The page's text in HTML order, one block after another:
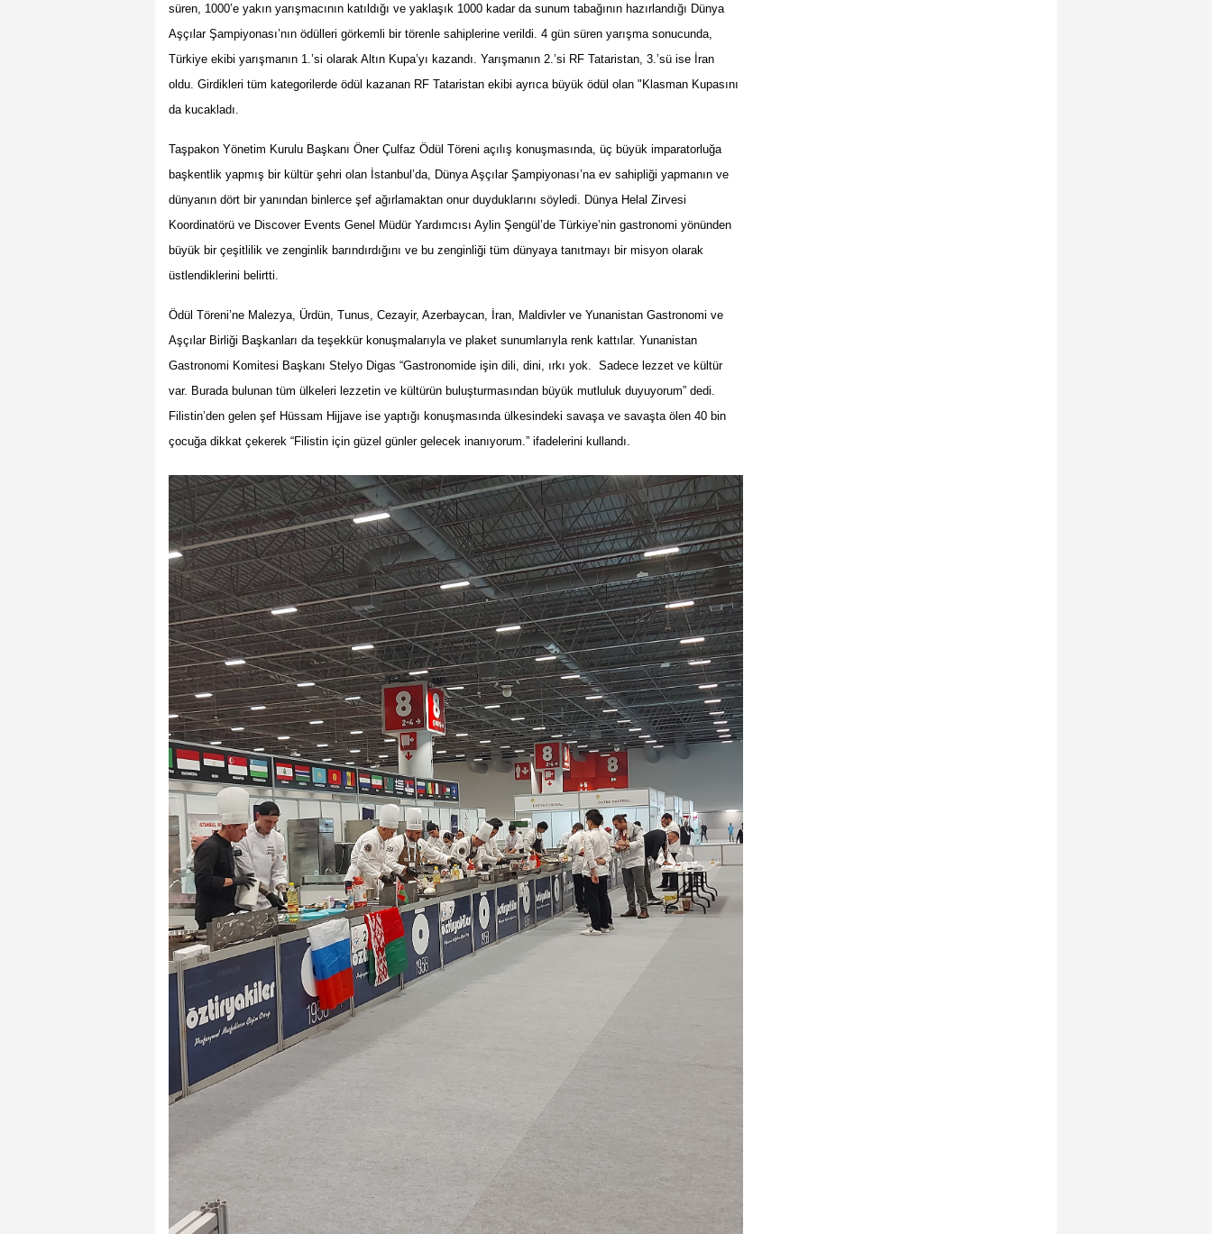
süren, 1000’e yakın yarışmacının katıldığı ve yaklaşık 1000 kadar da sunum tabağının hazırlandığı Dünya
Aşçılar Şampiyonası’nın ödülleri görkemli bir törenle sahiplerine verildi. 4 gün süren yarışma sonucunda,
Türkiye ekibi yarışmanın 1. ’si olarak Altın Kupa’yı kazandı. Yarışmanın 2. ’si RF Tataristan, 3. ’sü ise İran
oldu. Girdikleri tüm kategorilerde ödül kazanan RF Tataristan ekibi ayrıca büyük ödül olan "Klasman Kupasını
da kucakladı.
Taşpakon Yönetim Kurulu Başkanı Öner Çulfaz Ödü l Töreni açılış konuşmasında, üç büyük imparatorluğa
başkentlik yapmış bir kültür şehri olan İstanbul ’da, Dünya Aşçılar Şampiyonası’na ev sahipliği yapmanın ve
dünyanın dört bir yanından binlerce şef ağırlamaktan onur duyduklarını söyledi. Dünya Helal Zirvesi
Koordinatörü ve Discover Events Genel Müdür Yardımcısı Aylin Şengül’de Türkiye’nin gastronomi yönünden
büyük bir çeşitlilik ve zenginlik barındırdığını ve bu zenginliği tüm dünyaya tanıtmayı bir misyon olarak
üstlendiklerini belirtti.
Ödü l Töreni’ne Malezya, Ürdün, Tunus, Cezayir, Azerbaycan, İran, Maldivler ve Yunanistan Gastronomi ve
Aşçılar Birliği Başkanları da teşekkür konuşmalarıyla ve plaket sunumlarıyla renk kattılar. Yunanistan
Gastronomi Komitesi Başkanı Stelyo Digas “Gastronomide işin dili, dini, ırkı yok. Sadece lezzet ve kültür
var. Burada bulunan tüm ülkeleri lezzetin ve kültürün buluşturmasından büyük mutluluk duyuyorum” dedi.
Filistin’den gelen şef Hüssam Hijjave ise yaptığı konuşmasında ülkesindeki savaşa ve savaşta ö len 40 bin
çocuğa dikkat çekerek “Filistin için güzel günler gelecek inanıyorum.” ifadelerini kullandı.